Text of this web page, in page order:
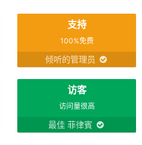
支持
100%免费
倾听的管理员
访客
访问量很高
最佳 菲律賓